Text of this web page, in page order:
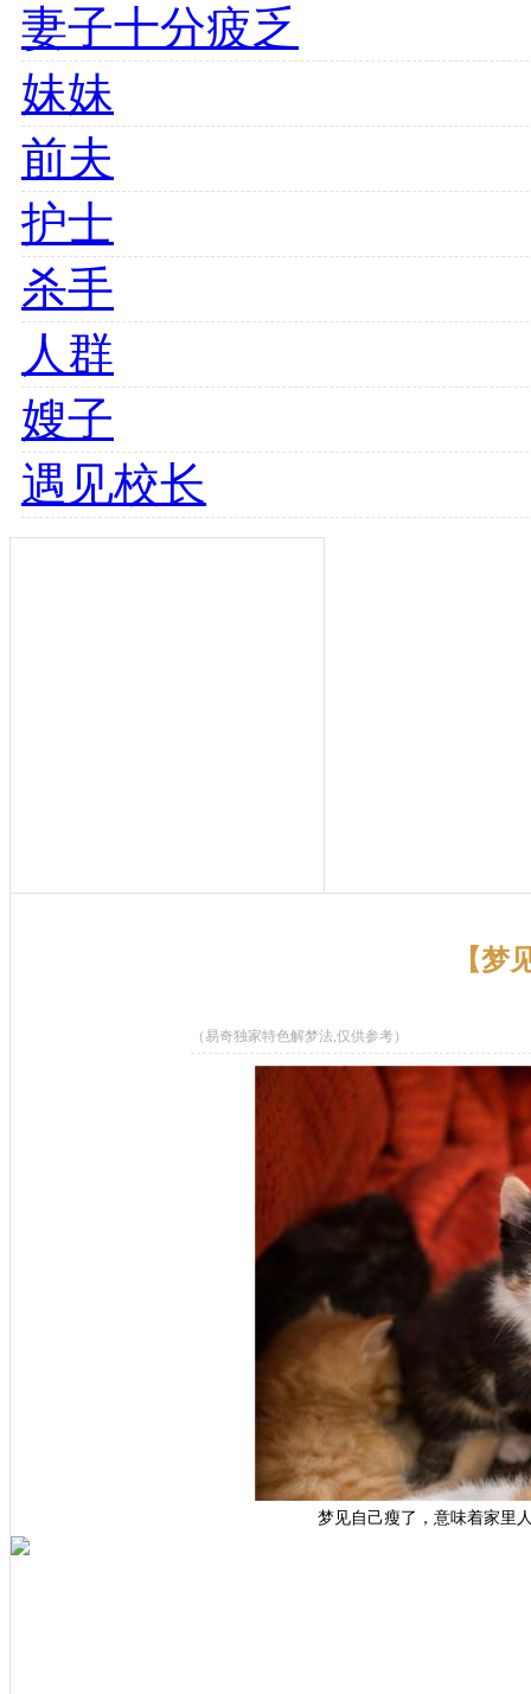
妻子十分疲乏
妹妹
前夫
护士
杀手
人群
嫂子
遇见校长
【梦
（易奇独家特色解梦法,仅供参考）
梦见自己瘦了，意味着家里